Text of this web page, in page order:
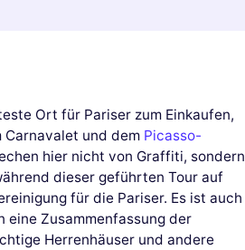
Ort für Pariser zum Einkaufen,
Carnavalet und dem Picasso-
hier nicht von Graffiti, sondern
dieser geführten Tour auf
für die Pariser. Es ist auch
Zusammenfassung der
Herrenhäuser und andere